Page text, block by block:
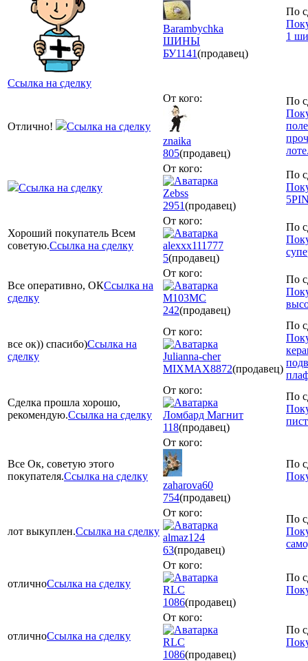
Ссылка на сделку
Barambychka
ШИНЫ
БУ1141(продавец)
По
1
Отлично! Ссылка на сделку
От кого:
znaika
805(продавец)
По
Ссылка на сделку
От кого:
Zebss
2951(продавец)
По
Хороший покупатель Всем
советую.Ссылка на сделку
От кого:
alexxx111777
5(продавец)
По
Все оперативно, ОКСсылка на
сделку
От кого:
М103МС
242(продавец)
По
все ок)) спасибо)Ссылка на
сделку
От кого:
Julianna-cher
MIXMAX8872(продавец)
По
Сделка прошла хорошо,
рекомендую.Ссылка на сделку
От кого:
Ломбард Магнит
118(продавец)
По
Все Ок, советую этого
покупателя.Ссылка на сделку
От кого:
zaharova60
754(продавец)
По
лот выкуплен.Ссылка на сделку
От кого:
almaz124
63(продавец)
По
отличноСсылка на сделку
От кого:
RLC
1086(продавец)
По
отличноСсылка на сделку
От кого:
RLC
1086(продавец)
По